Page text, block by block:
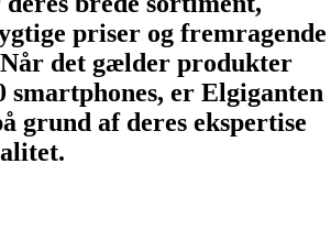
priser og fremragende
det gælder produkter
smartphones, er Elgiganten
grund af deres ekspertise